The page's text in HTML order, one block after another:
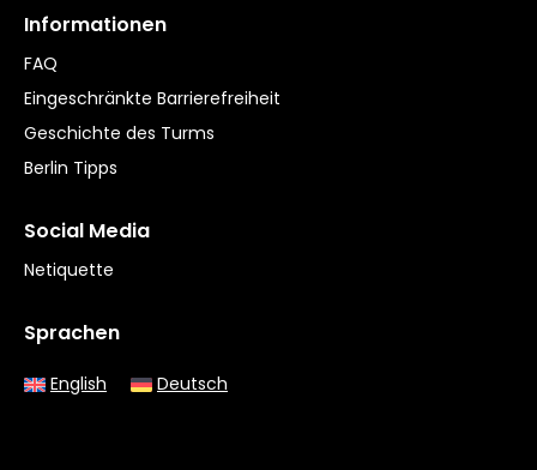
Informationen
FAQ
Eingeschränkte Barrierefreiheit
Geschichte des Turms
Berlin Tipps
Social Media
Netiquette
Sprachen
English Deutsch